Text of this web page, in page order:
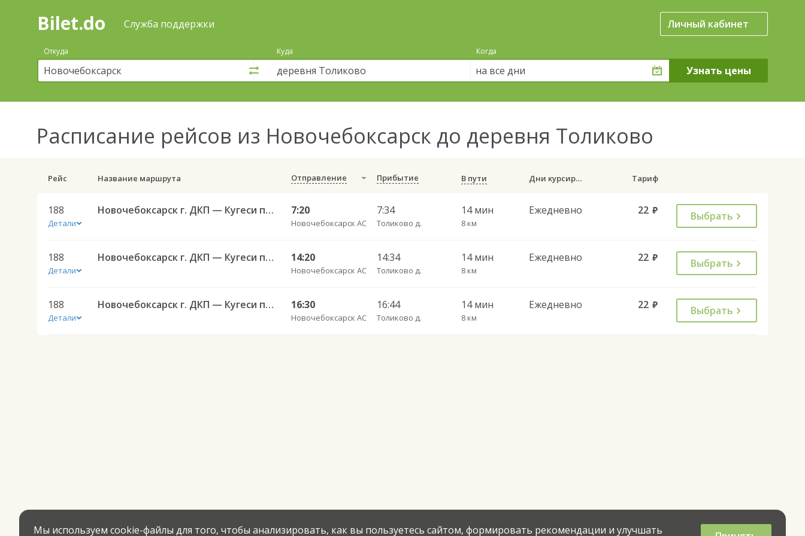
Поиск
покупка
билетов
автобус
онлайн
Bilet.do Служба поддержки Личный кабинет
Откуда Куда Когда
на все дни
Расписание рейсов из Новочебоксарск до деревня Толиково
Рейс Название маршрута Отправление Прибытие В пути Дни курсирования Тариф
188
Детали
Новочебоксарск г. ДКП — Кугеси пгт 188 7:20
Новочебоксарск АС
7:34
Толиково д.
14 мин
8 км
Ежедневно 22 руб. Выбрать
188
Детали
Новочебоксарск г. ДКП — Кугеси пгт 188 14:20
Новочебоксарск АС
14:34
Толиково д.
14 мин
8 км
Ежедневно 22 руб. Выбрать
188
Детали
Новочебоксарск г. ДКП — Кугеси пгт 188 16:30
Новочебоксарск АС
16:44
Толиково д.
14 мин
8 км
Ежедневно 22 руб. Выбрать
Мы используем cookie-файлы для того, чтобы анализировать, как вы пользуетесь сайтом, формировать рекомендации и улучшать